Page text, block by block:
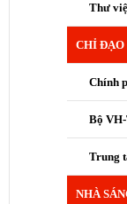
Thư
CHỈ ĐẠO
Chính
Bộ
Trung
NHÀ